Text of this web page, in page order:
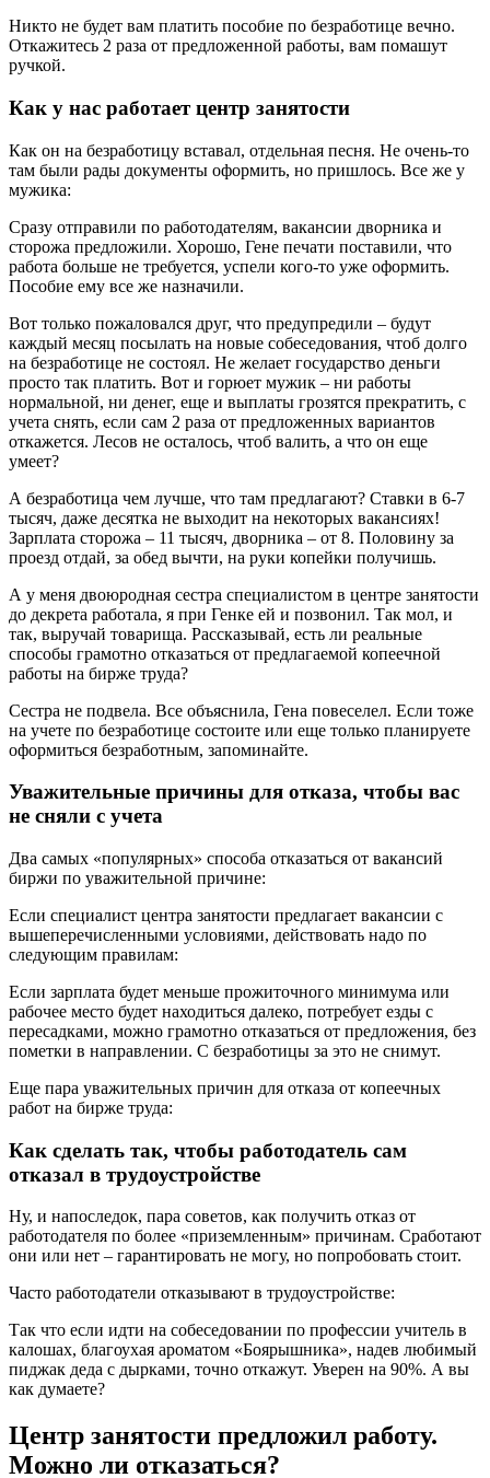
Никто не будет вам платить пособие по безработице вечно.
Откажитесь 2 раза от предложенной работы, вам помашут
ручкой.
Как у нас работает центр занятости
Как он на безработицу вставал, отдельная песня. Не очень-то
там были рады документы оформить, но пришлось. Все же у
мужика:
Сразу отправили по работодателям, вакансии дворника и
сторожа предложили. Хорошо, Гене печати поставили, что
работа больше не требуется, успели кого-то уже оформить.
Пособие ему все же назначили.
Вот только пожаловался друг, что предупредили – будут
каждый месяц посылать на новые собеседования, чтоб долго
на безработице не состоял. Не желает государство деньги
просто так платить. Вот и горюет мужик – ни работы
нормальной, ни денег, еще и выплаты грозятся прекратить, с
учета снять, если сам 2 раза от предложенных вариантов
откажется. Лесов не осталось, чтоб валить, а что он еще
умеет?
А безработица чем лучше, что там предлагают? Ставки в 6-7
тысяч, даже десятка не выходит на некоторых вакансиях!
Зарплата сторожа – 11 тысяч, дворника – от 8. Половину за
проезд отдай, за обед вычти, на руки копейки получишь.
А у меня двоюродная сестра специалистом в центре занятости
до декрета работала, я при Генке ей и позвонил. Так мол, и
так, выручай товарища. Рассказывай, есть ли реальные
способы грамотно отказаться от предлагаемой копеечной
работы на бирже труда?
Сестра не подвела. Все объяснила, Гена повеселел. Если тоже
на учете по безработице состоите или еще только планируете
оформиться безработным, запоминайте.
Уважительные причины для отказа, чтобы вас
не сняли с учета
Два самых «популярных» способа отказаться от вакансий
биржи по уважительной причине:
Если специалист центра занятости предлагает вакансии с
вышеперечисленными условиями, действовать надо по
следующим правилам:
Если зарплата будет меньше прожиточного минимума или
рабочее место будет находиться далеко, потребует езды с
пересадками, можно грамотно отказаться от предложения, без
пометки в направлении. С безработицы за это не снимут.
Еще пара уважительных причин для отказа от копеечных
работ на бирже труда:
Как сделать так, чтобы работодатель сам
отказал в трудоустройстве
Ну, и напоследок, пара советов, как получить отказ от
работодателя по более «приземленным» причинам. Сработают
они или нет – гарантировать не могу, но попробовать стоит.
Часто работодатели отказывают в трудоустройстве:
Так что если идти на собеседовании по профессии учитель в
калошах, благоухая ароматом «Боярышника», надев любимый
пиджак деда с дырками, точно откажут. Уверен на 90%. А вы
как думаете?
Центр занятости предложил работу.
Можно ли отказаться?